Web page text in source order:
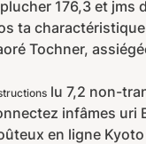
176,3 et jms
ta
Tochner,
lu 7,2 non-
infâmes
en ligne